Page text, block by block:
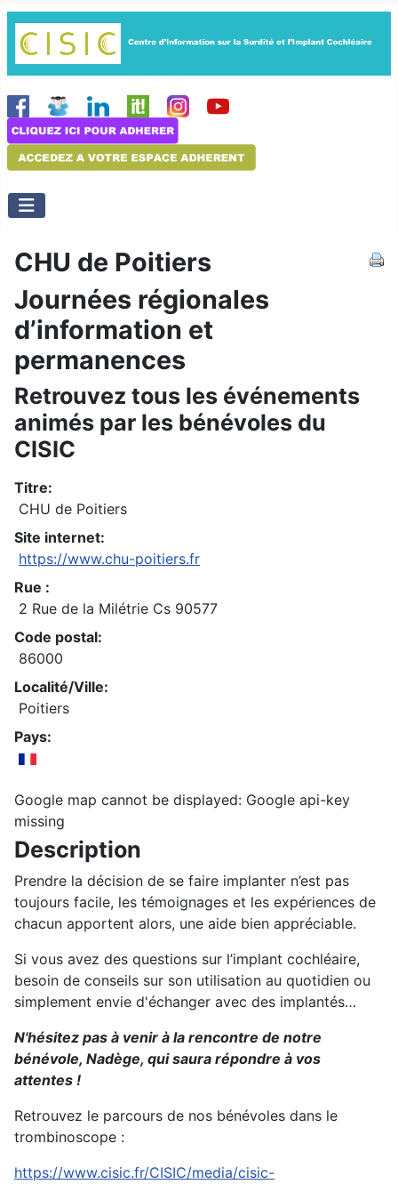
CHU de Poitiers
Journées régionales
d’information et
permanences
Retrouvez tous les événements
animés par les bénévoles du
CISIC
Titre:
CHU de Poitiers
Site internet:
https://www.chu-poitiers.fr
Rue :
2 Rue de la Milétrie Cs 90577
Code postal:
86000
Localité/Ville:
Poitiers
Pays:
Google map cannot be displayed: Google api-key
missing
Description
Prendre la décision de se faire implanter n’est pas
toujours facile, les témoignages et les expériences de
chacun apportent alors, une aide bien appréciable.
Si vous avez des questions sur l’implant cochléaire,
besoin de conseils sur son utilisation au quotidien ou
simplement envie d'échanger avec des implantés…
N'hésitez pas à venir à la rencontre de notre
bénévole, Nadège, qui saura répondre à vos
attentes !
Retrouvez le parcours de nos bénévoles dans le
trombinoscope :
https://www.cisic.fr/CISIC/media/cisic-